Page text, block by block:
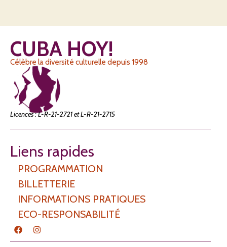
CUBA HOY!
Célèbre la diversité culturelle depuis 1998
Licences : L-R-21-2721 et L-R-21-2715
Liens rapides
PROGRAMMATION
BILLETTERIE
INFORMATIONS PRATIQUES
ECO-RESPONSABILITÉ
F
a
c
I
n
s